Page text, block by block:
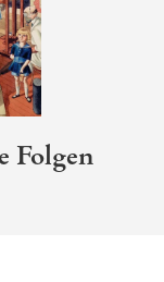
Folgen